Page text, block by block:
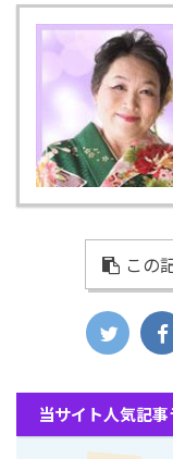
この
当サイト人気記